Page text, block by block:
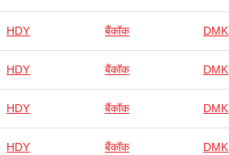
HDY बैंकॉक DMK
HDY बैंकॉक DMK
HDY बैंकॉक DMK
HDY बैंकॉक DMK